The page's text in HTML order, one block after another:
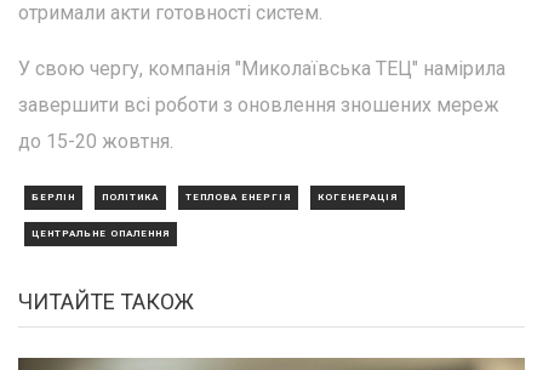
отримали акти готовності систем.
У свою чергу, компанія "Миколаївська ТЕЦ" намірила
завершити всі роботи з оновлення зношених мереж
до 15-20 жовтня.
БЕРЛІН ПОЛІТИКА ТЕПЛОВА ЕНЕРГІЯ КОГЕНЕРАЦІЯ
ЦЕНТРАЛЬНЕ ОПАЛЕННЯ
ЧИТАЙТЕ ТАКОЖ